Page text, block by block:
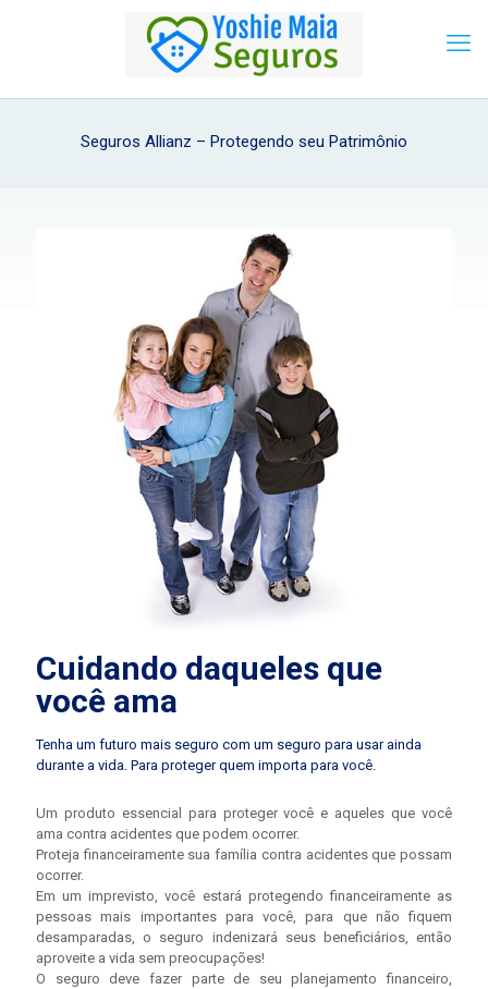
Seguros Allianz – Protegendo seu Patrimônio
Cuidando daqueles que
você ama
Tenha um futuro mais seguro com um seguro para usar ainda
durante a vida. Para proteger quem importa para você.
Um produto essencial para proteger você e aqueles que você
ama contra acidentes que podem ocorrer.
Proteja financeiramente sua família contra acidentes que possam
ocorrer.
Em um imprevisto, você estará protegendo financeiramente as
pessoas mais importantes para você, para que não fiquem
desamparadas, o seguro indenizará seus beneficiários, então
aproveite a vida sem preocupações!
O seguro deve fazer parte de seu planejamento financeiro,